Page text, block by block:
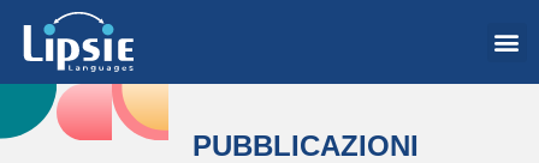
PUBBLICAZIONI